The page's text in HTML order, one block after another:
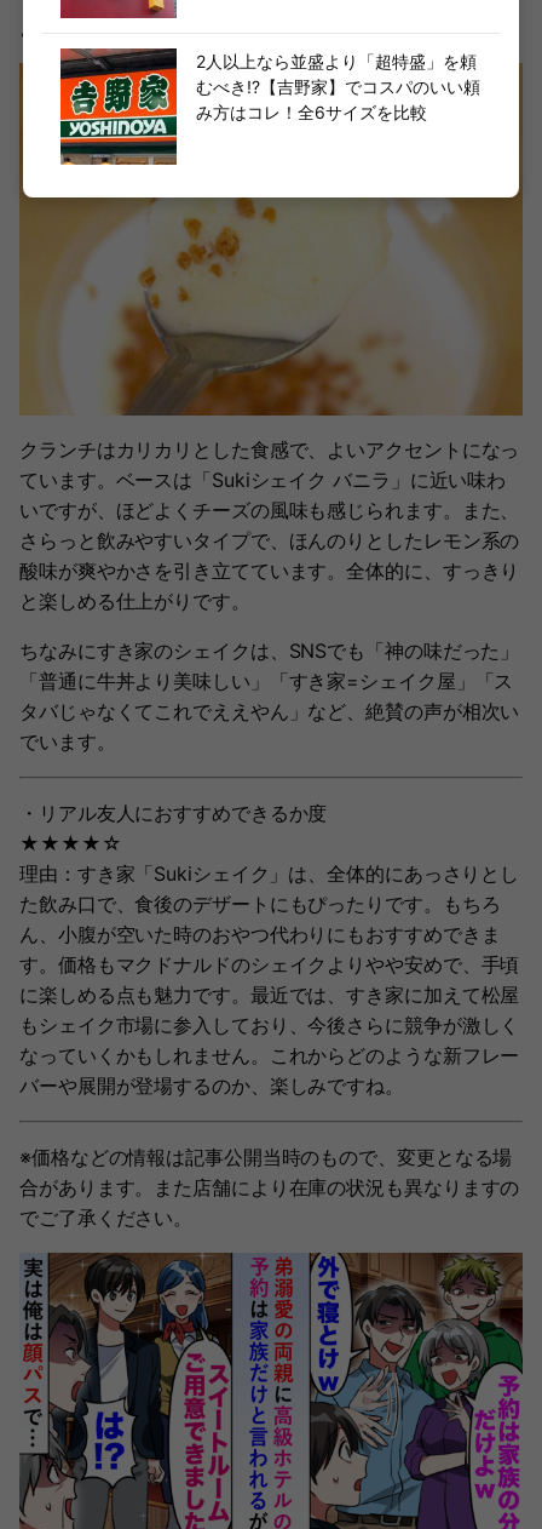
ようなトッピングがのっています。
クランチはカリカリとした食感で、よいアクセントになっ
ています。ベースは「Sukiシェイク バニラ」に近い味わ
いですが、ほどよくチーズの風味も感じられます。また、
さらっと飲みやすいタイプで、ほんのりとしたレモン系の
酸味が爽やかさを引き立てています。全体的に、すっきり
と楽しめる仕上がりです。
ちなみにすき家のシェイクは、SNSでも「神の味だった」
「普通に牛丼より美味しい」「すき家=シェイク屋」「ス
タバじゃなくてこれでええやん」など、絶賛の声が相次い
でいます。
・リアル友人におすすめできるか度
★★★★☆
理由：すき家「Sukiシェイク」は、全体的にあっさりとし
た飲み口で、食後のデザートにもぴったりです。もちろ
ん、小腹が空いた時のおやつ代わりにもおすすめできま
す。価格もマクドナルドのシェイクよりやや安めで、手頃
に楽しめる点も魅力です。最近では、すき家に加えて松屋
もシェイク市場に参入しており、今後さらに競争が激しく
なっていくかもしれません。これからどのような新フレー
バーや展開が登場するのか、楽しみですね。
※価格などの情報は記事公開当時のもので、変更となる場
合があります。また店舗により在庫の状況も異なりますの
でご了承ください。
2人以上なら並盛より「超特盛」を頼
むべき!?【吉野家】でコスパのいい頼
み方はコレ！全6サイズを比較